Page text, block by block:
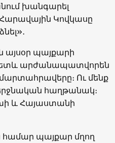
խանգարել
Կովկասը
այսօր պայքարի
արժանապատվորեն
Ու մենք
հաղթանակ։
և Հայաստանի
պայքար մղող